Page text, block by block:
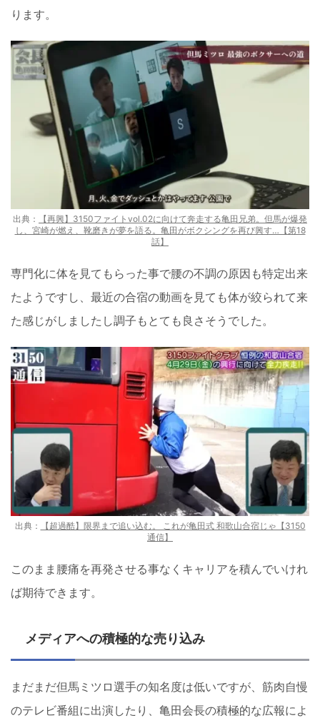
ります。
出典：
【再興】3150ファイトvol.02に向けて奔走する亀田兄弟。但馬が爆発
し、宮崎が燃え、靴磨きが夢を語る。亀田がボクシングを再び興す…【第18
話】
専門化に体を見てもらった事で腰の不調の原因も特定出来
たようですし、最近の合宿の動画を見ても体が絞られて来
た感じがしましたし調子もとても良さそうでした。
出典：
【超過酷】限界まで追い込む。 これが亀田式 和歌山合宿じゃ【3150
通信】
このまま腰痛を再発させる事なくキャリアを積んでいけれ
ば期待できます。
メディアへの積極的な売り込み
まだまだ但馬ミツロ選手の知名度は低いですが、筋肉自慢
のテレビ番組に出演したり、亀田会長の積極的な広報によ